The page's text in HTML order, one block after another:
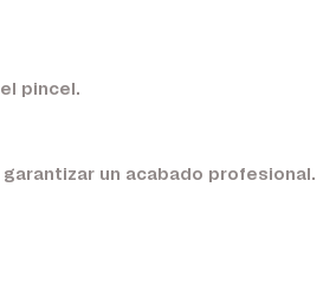
pincel.
un acabado profesional.